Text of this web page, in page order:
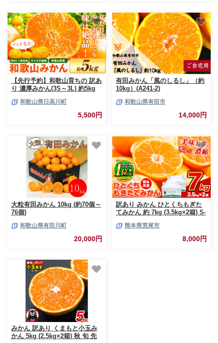
ん
県 紀の川市 お試し
【先行予約】和歌山育ちの 訳あ
り 濃厚みかん(3S～3L) 約5kg
日祝を除く)》和歌山県 日高川
町 柑橘類 柑橘 果物 フルーツ
ミカン 訳ありみかん 家庭用 お
和歌山県日高川町
5,500円
有田みかん「風のしるし」（約
10kg）(A241-2)
和歌山県有田市
14,000円
大粒有田みかん 10kg (約70個～
76個)
和歌山県有田川町
20,000円
訳あり みかん ひとくちもぎた
てみかん 約 7kg (3.5kg×2箱) S-
県産 （荒尾市産含む） 期間限
定 フルーツ 果物 旬 冬 柑橘 小
玉 みかん《9月下旬-12月下旬頃
熊本県荒尾市
8,000円
みかん 訳あり くまもと小玉み
かん 5kg (2.5kg×2箱) 秋 旬 先